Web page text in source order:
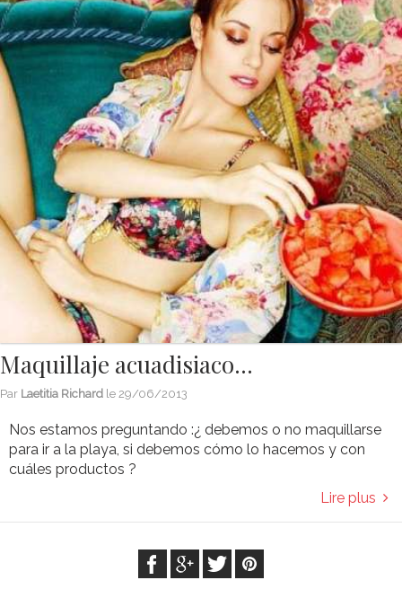
Maquillaje acuadisiaco…
Par Laetitia Richard le 29/06/2013
Nos estamos preguntando :¿ debemos o no maquillarse
para ir a la playa, si debemos cómo lo hacemos y con
cuáles productos ?
Lire plus